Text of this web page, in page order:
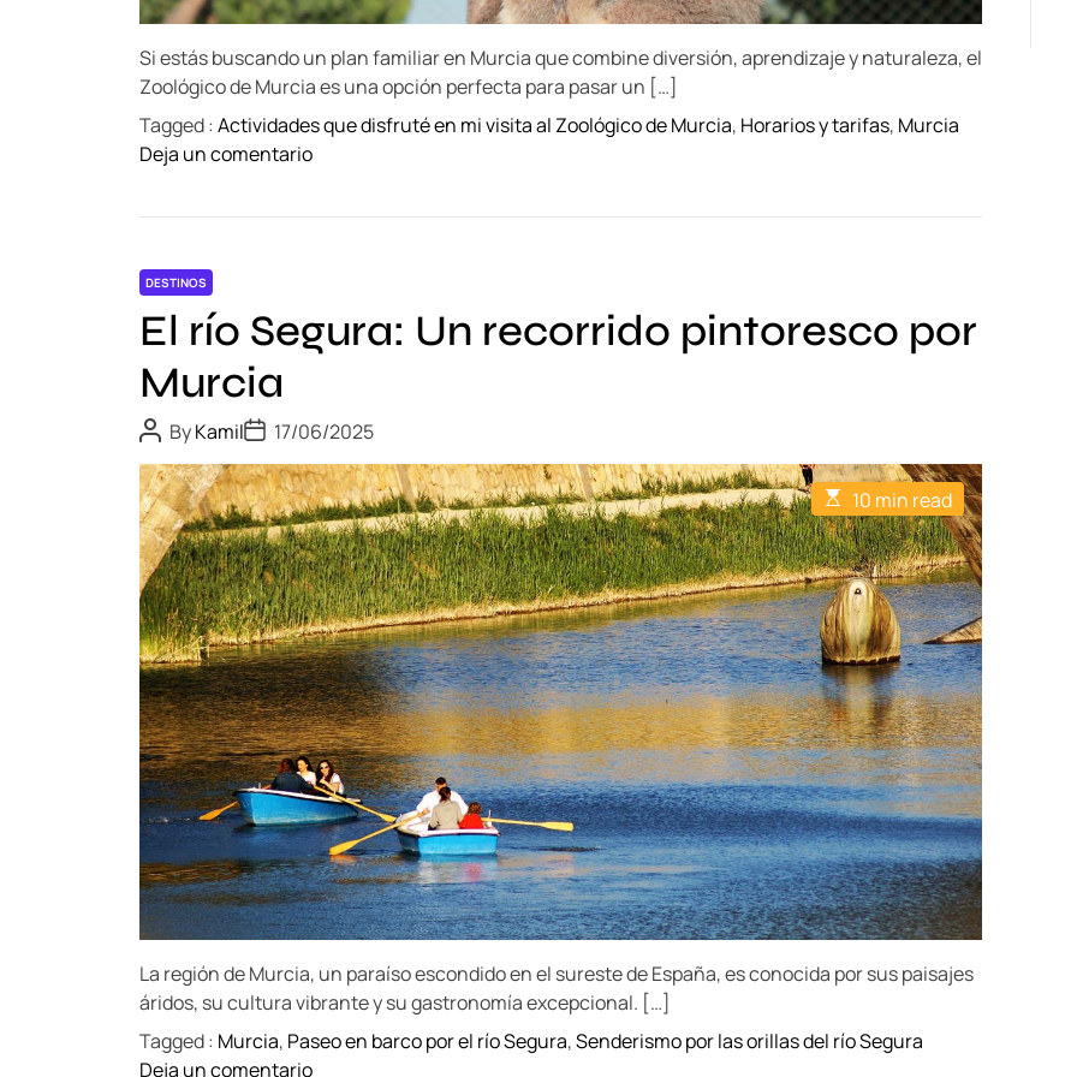
Si estás buscando un plan familiar en Murcia que combine diversión, aprendizaje y naturaleza, el
Zoológico de Murcia es una opción perfecta para pasar un […]
Tagged :Actividades que disfruté en mi visita al Zoológico de Murcia, Horarios y tarifas, Murcia
Deja un comentarioo
V
t
a
Z
o
o
l
ó
g
i
c
o
d
e
M
u
r
c
i
a
:
n
d
í
DESTINOS
El río Segura: Un recorrido pintoresco por
Murcia
P
o
s
t
A
u
t
h
o
r
ByKamilP
o
s
t
D
a
t
e
17/06/2025
E
s
t
i
m
a
t
e
d
r
e
a
d
t
i
m
e
10 min read
La región de Murcia, un paraíso escondido en el sureste de España, es conocida por sus paisajes
áridos, su cultura vibrante y su gastronomía excepcional. […]
Tagged : Murcia, Paseo en barco por el río Segura,Senderismo por las orillas del río Segura
Deja un comentarioo